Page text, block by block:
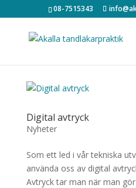
08-7515343
Digital avtryck
Nyheter
Som ett led i vår tekniska
använda oss av digital
Avtryck tar man när man